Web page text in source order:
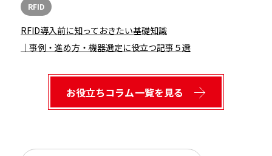
RFID
RFID導入前に知っておきたい基礎知識
｜事例・進め方・機器選定に役立つ記事５選
お役立ちコラム一覧を見る